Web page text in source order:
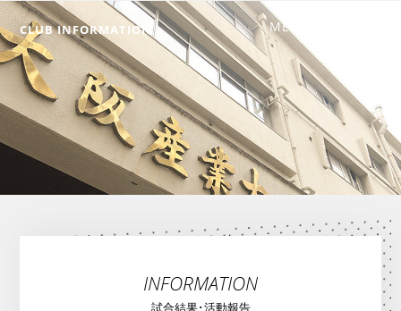
CLUB INFORMATION
INFORMATION
試合結果･活動報告